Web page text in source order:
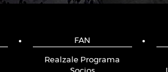
FAN
Realzale Programa